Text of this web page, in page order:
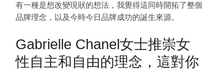
有一種是想改變現狀的想法，我覺得這同時開拓了整個
品牌理念，以及今時今日品牌成功的誕生來源。
Gabrielle Chanel 女士推崇女
性自主和自由的理念，這對你